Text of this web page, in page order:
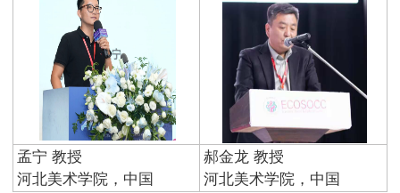
孟宁 教授
河北美术学院，中国
郝金龙 教授
河北美术学院，中国